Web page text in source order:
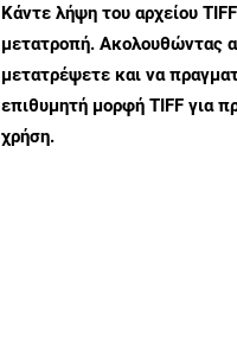
Κάντε λήψη του αρχείου
μετατροπή. Ακολουθώντας
μετατρέψετε και να
επιθυμητή μορφή TIFF για
χρήση.